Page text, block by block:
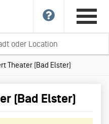
Theater (Bad Elster)
(Bad Elster)